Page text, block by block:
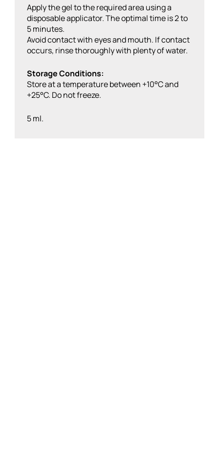
Apply the gel to the required area using a
disposable applicator. The optimal time is 2 to
5 minutes.
Avoid contact with eyes and mouth. If contact
occurs, rinse thoroughly with plenty of water.
Storage Conditions:
Store at a temperature between +10°C and
+25°C. Do not freeze.
5 ml.